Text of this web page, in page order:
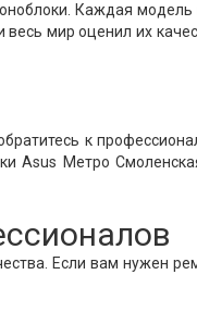
Каждая
мир оценил их
к
Asus Метро
Если вам нужен